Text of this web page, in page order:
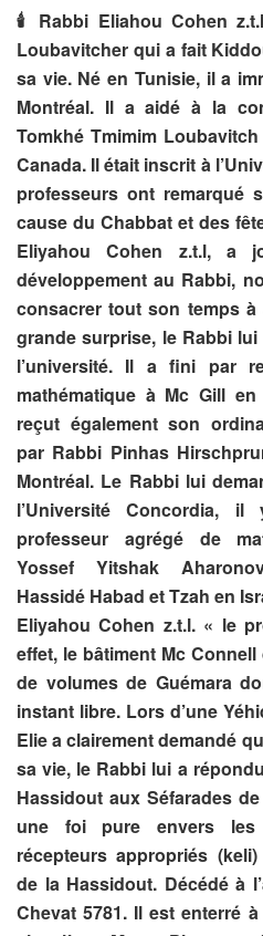
🕯 Rabbi Eliahou Cohen
Loubavitcher qui a fait
sa vie. Né en Tunisie, il a
Montréal. Il a aidé à la
Tomkhé Tmimim
Canada. Il était inscrit à
professeurs ont remarqué
cause du Chabbat et des
Eliyahou Cohen z.t.l, a
développement au Rabbi,
consacrer tout son temps
grande surprise, le Rabbi
l’université. Il a fini par
mathématique à Mc Gill
reçut également son
par Rabbi Pinhas
Montréal. Le Rabbi lui
l’Université Concordia,
professeur agrégé de
Yossef Yitshak
Hassidé Habad et Tzah en
Eliyahou Cohen z.t.l. « le
effet, le bâtiment Mc
de volumes de Guémara
instant libre. Lors d’une
Elie a clairement demandé
sa vie, le Rabbi lui a
Hassidout aux Séfarades
une foi pure envers
récepteurs appropriés
de la Hassidout. Décédé à
Chevat 5781. Il est enterré